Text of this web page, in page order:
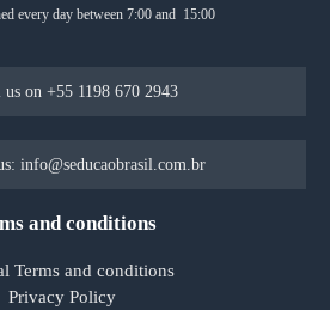
every day between 7:00 and 15:00
us on +55 1198 670 2943
info@seducaobrasil.com.br
and conditions
Terms and conditions
Privacy Policy